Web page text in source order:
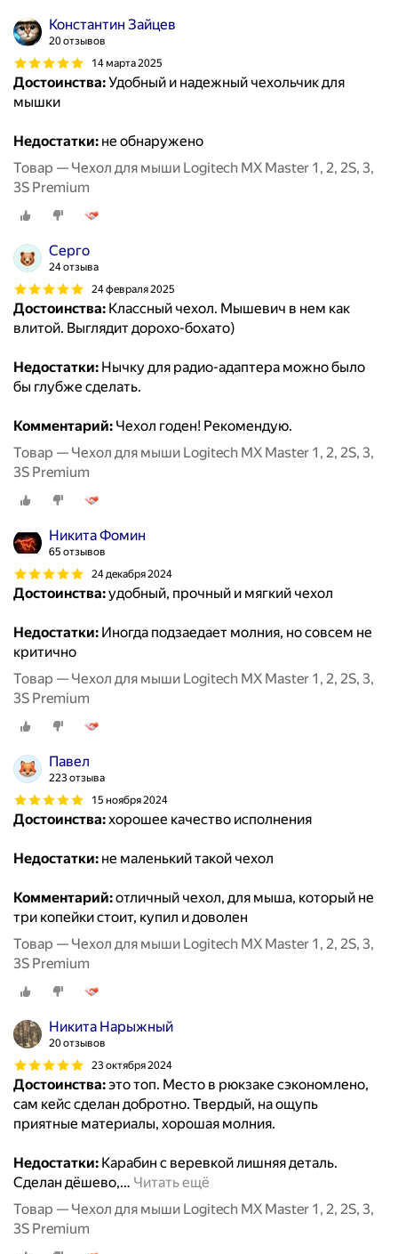
Константин Зайцев
20 отзывов
14 марта 2025
Достоинства:Удобный и надежный чехольчик для
мышки
Недостатки: не обнаружено
Товар — Чехол для мыши Logitech MX Master 1, 2, 2S, 3,
3S Premium
Серго
24 отзыва
24 февраля 2025
Достоинства: Классный чехол. Мышевич в нем как
влитой. Выглядит дорохо-бохато)
Недостатки: Нычку для радио-адаптера можно было
бы глубже сделать.
Комментарий: Чехол годен! Рекомендую.
Товар — Чехол для мыши Logitech MX Master 1, 2, 2S, 3,
3S Premium
Никита Фомин
65 отзывов
24 декабря 2024
Достоинства:удобный, прочный и мягкий чехол
Недостатки: Иногда подзаедает молния, но совсем не
критично
Товар — Чехол для мыши Logitech MX Master 1, 2, 2S, 3,
3S Premium
Павел
223 отзыва
15 ноября 2024
Достоинства:хорошее качество исполнения
Недостатки: не маленький такой чехол
Комментарий:отличный чехол, для мыша, который не
три копейки стоит, купил и доволен
Товар — Чехол для мыши Logitech MX Master 1, 2, 2S, 3,
3S Premium
Никита Нарыжный
20 отзывов
23 октября 2024
Достоинства:это топ. Место в рюкзаке сэкономлено,
сам кейс сделан добротно. Твердый, на ощупь
приятные материалы, хорошая молния.
Недостатки: Карабин с веревкой лишняя деталь.
Сделан дёшево,… Читать ещё
Товар — Чехол для мыши Logitech MX Master 1, 2, 2S, 3,
3S Premium